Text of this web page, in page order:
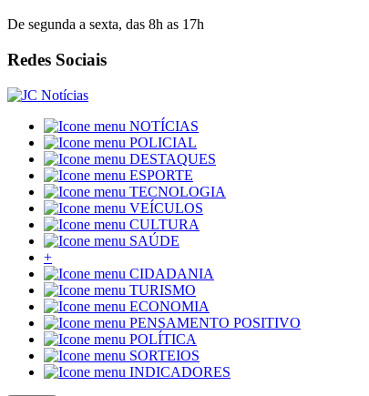
De segunda a sexta, das 8h as 17h
Redes Sociais
NOTÍCIAS
POLICIAL
DESTAQUES
ESPORTE
TECNOLOGIA
VEÍCULOS
CULTURA
SAÚDE
+
CIDADANIA
TURISMO
ECONOMIA
PENSAMENTO POSITIVO
POLÍTICA
SORTEIOS
INDICADORES